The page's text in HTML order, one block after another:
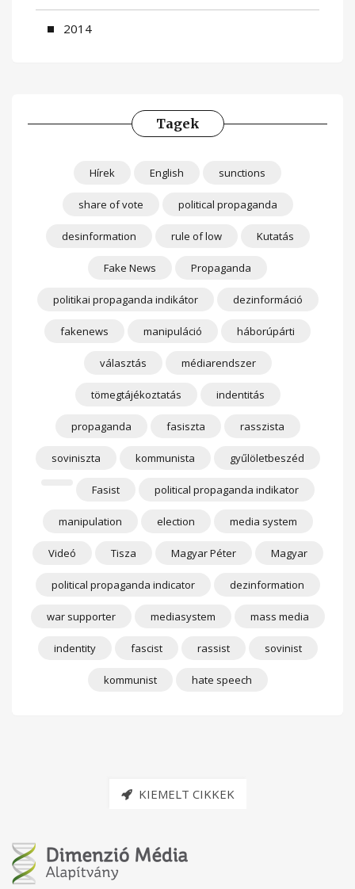
2014
Tagek
Hírek English sunctions
share of vote political propaganda
desinformation rule of low Kutatás
Fake News Propaganda
politikai propaganda indikátor dezinformáció
fakenews manipuláció háborúpárti
választás médiarendszer
tömegtájékoztatás indentitás
propaganda fasiszta rasszista
soviniszta kommunista gyűlöletbeszéd
Fasist political propaganda indikator
manipulation election media system
Videó Tisza Magyar Péter Magyar
political propaganda indicator dezinformation
war supporter mediasystem mass media
indentity fascist rassist sovinist
kommunist hate speech
KIEMELT CIKKEK